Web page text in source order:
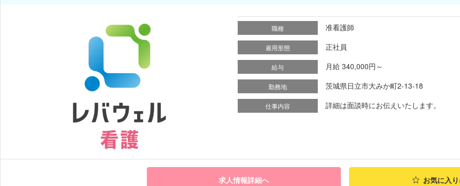
職種 准看護師
雇用形態 正社員
給与 月給 340,000円～
勤務地 茨城県日立市大みか町2-13-18
仕事内容 詳細は面談時にお伝えいたします。
求人情報詳細へ お気に入